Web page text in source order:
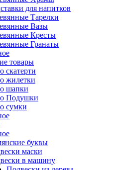
для напитков
Тарелки
Вазы
Кресты
Гранаты
товары
скатерти
жилетки
шапки
Подушки
сумки
буквы
маски
в машину